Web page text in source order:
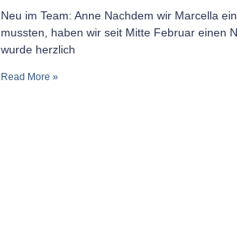
Neu im Team: Anne Nachdem wir Marcella
mussten, haben wir seit Mitte Februar einen
wurde herzlich
Read More »